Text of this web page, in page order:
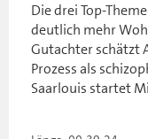
Die drei Top-
deutlich mehr
Gutachter schätzt
Prozess als
Saarlouis startet